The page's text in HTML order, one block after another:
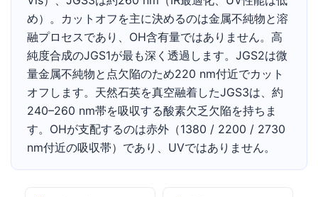
め）。カットオフを主に決めるのは金属不純物と溶
融プロセスであり、OH含有量ではありません。高
純度合成のJGS1が最も深く透過します。JGS2は微
量金属不純物と点欠陥のため220 nm付近でカット
オフします。天然石英を真空融着したJGS3は、約
240–260 nm帯を吸収する酸素欠乏欠陥を持ちま
す。OHが支配するのは赤外（1380 / 2200 / 2730
nm付近の吸収帯）であり、UVではありません。